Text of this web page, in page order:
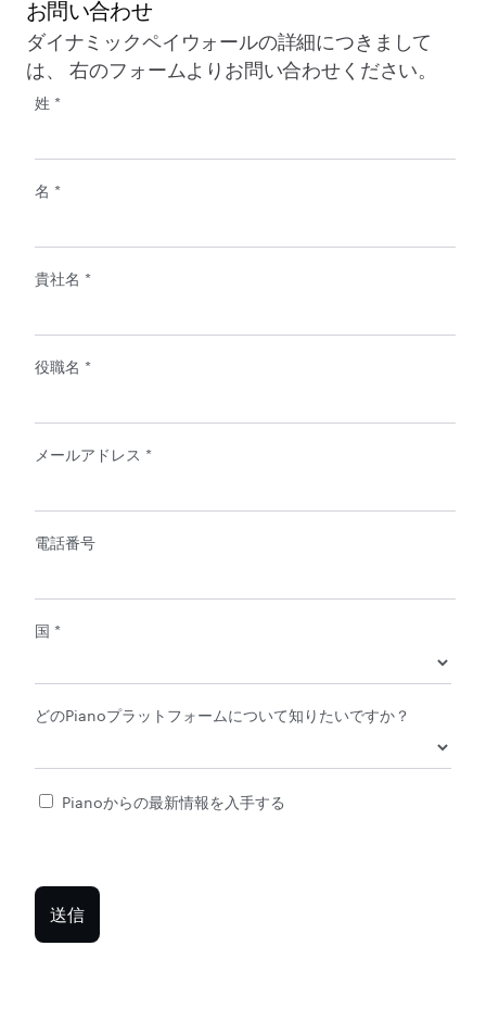
お問い合わせ
ダイナミックペイウォールの詳細につきまして
は、 右のフォームよりお問い合わせください。